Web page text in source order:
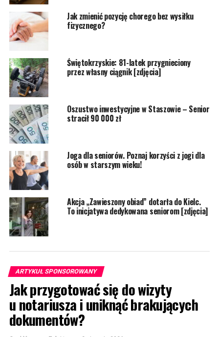
Jak zmienić pozycję chorego bez wysiłku
fizycznego?
Świętokrzyskie: 81-latek przygnieciony
przez własny ciągnik [zdjęcia]
Oszustwo inwestycyjne w Staszowie – Senior
stracił 90 000 zł
Joga dla seniorów. Poznaj korzyści z jogi dla
osób w starszym wieku!
Akcja „Zawieszony obiad” dotarła do Kielc.
To inicjatywa dedykowana seniorom [zdjęcia]
ARTYKUŁ SPONSOROWANY
Jak przygotować się do wizyty
u notariusza i uniknąć brakujących
dokumentów?